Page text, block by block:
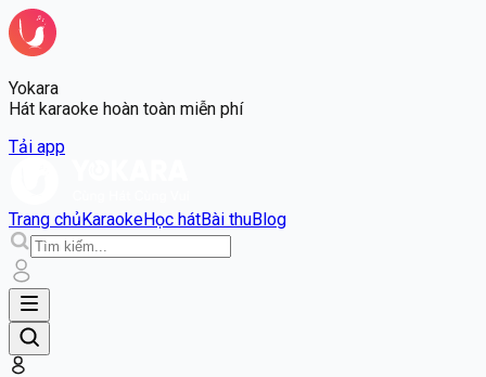
Yokara
Hát karaoke hoàn toàn miễn phí
Tải app
Trang chủKaraokeHọc hátBài thuBlog